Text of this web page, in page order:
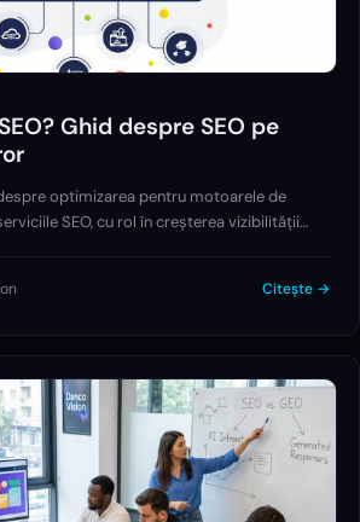
Ghid despre SEO pe
optimizarea pentru motoarele de
SEO, cu rol în creșterea vizibilității
Citește →